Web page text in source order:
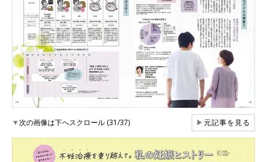
▼次の画像は下へスクロール (31/37) ▶元記事を見る